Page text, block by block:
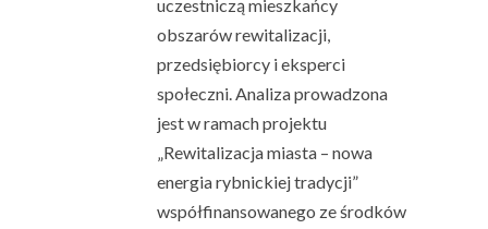
uczestniczą mieszkańcy
obszarów rewitalizacji,
przedsiębiorcy i eksperci
społeczni. Analiza prowadzona
jest w ramach projektu
„Rewitalizacja miasta – nowa
energia rybnickiej tradycji”
współfinansowanego ze środków